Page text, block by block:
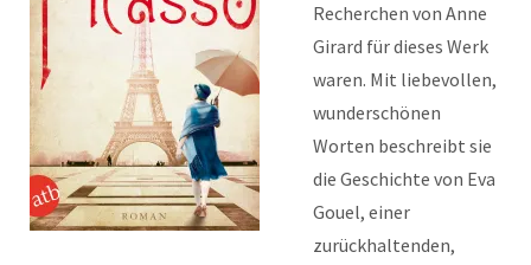
Recherchen von Anne
Girard für dieses Werk
waren. Mit liebevollen,
wunderschönen
Worten beschreibt sie
die Geschichte von Eva
Gouel, einer
zurückhaltenden,